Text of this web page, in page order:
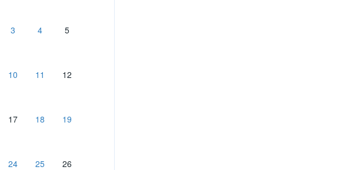
3 4
5
10 11
12
17 18
19
24 25
26